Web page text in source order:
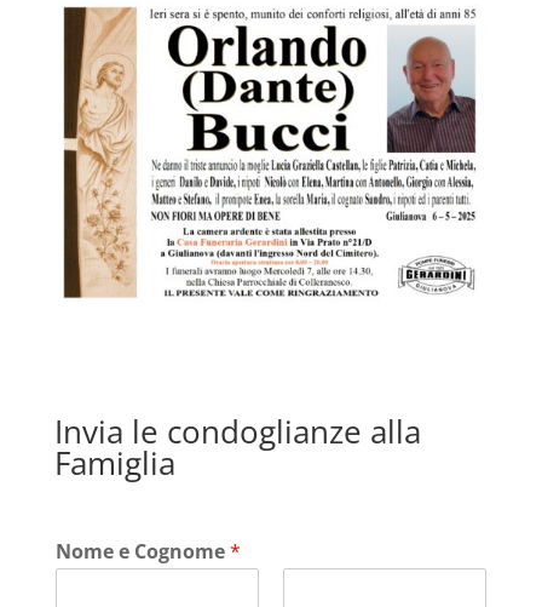
Invia le condoglianze alla
Famiglia
Nome e Cognome*